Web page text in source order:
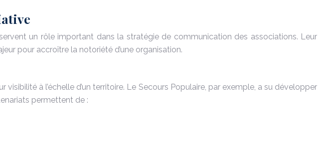
un rôle important dans la stratégie de communication des associations. Leur
pour accroître la notoriété d’une organisation.
à l’échelle d’un territoire. Le Secours Populaire, par exemple, a su développer
permettent de :